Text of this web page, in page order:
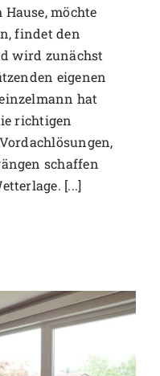
möchte
findet den
wird zunächst
eigenen
hat
richtigen
schaffen
[...]